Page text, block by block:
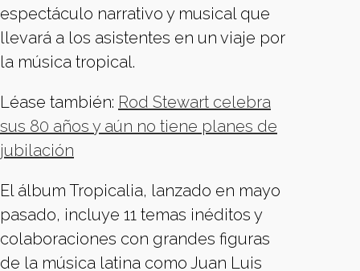
espectáculo narrativo y musical que
llevará a los asistentes en un viaje por
la música tropical.
Léase también: Rod Stewart celebra
sus 80 años y aún no tiene planes de
jubilación
El álbum Tropicalia, lanzado en mayo
pasado, incluye 11 temas inéditos y
colaboraciones con grandes figuras
de la música latina como Juan Luis